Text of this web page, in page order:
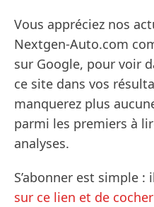
Vous appréciez nos
Nextgen-Auto.com
sur Google, pour voir
ce site dans vos
manquerez plus
parmi les premiers à
analyses.
S’abonner est simple
sur ce lien et de